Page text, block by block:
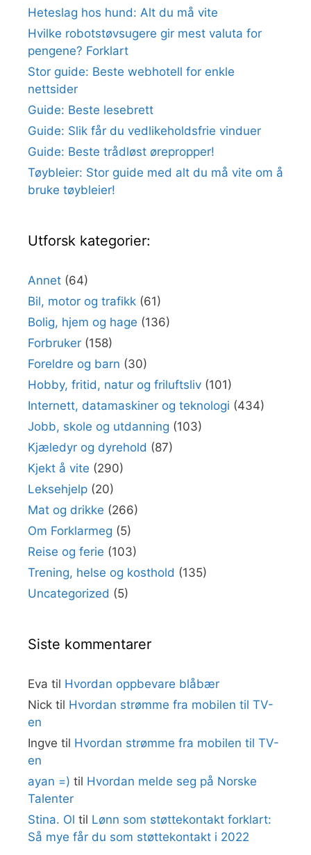
Heteslag hos hund: Alt du må vite
Hvilke robotstøvsugere gir mest valuta for
pengene? Forklart
Stor guide: Beste webhotell for enkle
nettsider
Guide: Beste lesebrett
Guide: Slik får du vedlikeholdsfrie vinduer
Guide: Beste trådløst ørepropper!
Tøybleier: Stor guide med alt du må vite om å
bruke tøybleier!
Utforsk kategorier:
Annet (64)
Bil, motor og trafikk (61)
Bolig, hjem og hage (136)
Forbruker (158)
Foreldre og barn (30)
Hobby, fritid, natur og friluftsliv (101)
Internett, datamaskiner og teknologi (434)
Jobb, skole og utdanning (103)
Kjæledyr og dyrehold (87)
Kjekt å vite (290)
Leksehjelp (20)
Mat og drikke (266)
Om Forklarmeg (5)
Reise og ferie (103)
Trening, helse og kosthold (135)
Uncategorized (5)
Siste kommentarer
Eva til Hvordan oppbevare blåbær
Nick til Hvordan strømme fra mobilen til TV-
en
Ingve til Hvordan strømme fra mobilen til TV-
en
ayan =) til Hvordan melde seg på Norske
Talenter
Stina. Ol til Lønn som støttekontakt forklart:
Så mye får du som støttekontakt i 2022